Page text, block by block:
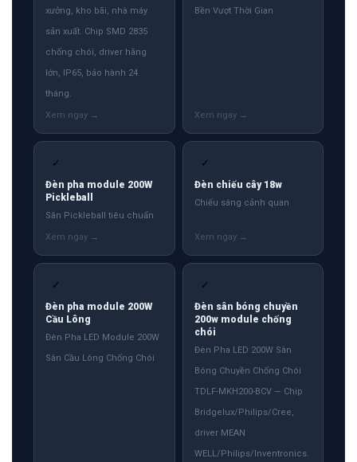
xưởng, kho bãi, nhà máy
sản xuất. Chip SMD 2835
chống chói, driver hãng
lớn, IP65, bảo hành 24
tháng.
Bền Vượt Thời Gian
✓
Đèn pha module 200W
Pickleball
Sân Pickleball tiêu chuẩn
✓
Đèn chiếu cây 18w
Chiếu sáng cảnh quan
✓
Đèn pha module 200W
Cầu Lông
Đèn Pha LED Module 200W
Sân Cầu Lông Chống Chói
✓
Đèn sân bóng chuyền
200w module chống
chói
Đèn Pha LED 200W Sân
Bóng Chuyền Chống Chói
TDLF-MKH200-BCV — Chip
Bridgelux/Philips/Cree,
driver MEAN
WELL/Philips/Inventronics.